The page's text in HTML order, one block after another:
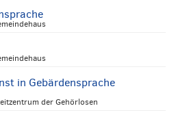
in Gebärdensprache
der Gehörlosen